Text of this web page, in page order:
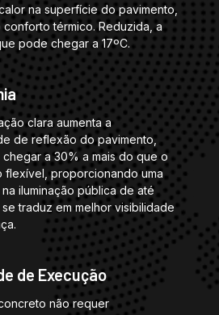
na superfície do pavimento,
térmico. Reduzida, a
pode chegar a 17ºC.
clara aumenta a
de reflexão do pavimento,
a 30% a mais do que o
flexível, proporcionando uma
iluminação pública de até
traduz em melhor visibilidade
de Execução
não requer